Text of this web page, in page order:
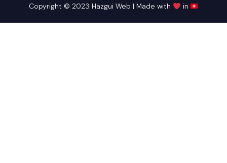
Copyright © 2023 Hazgui Web | Made with in